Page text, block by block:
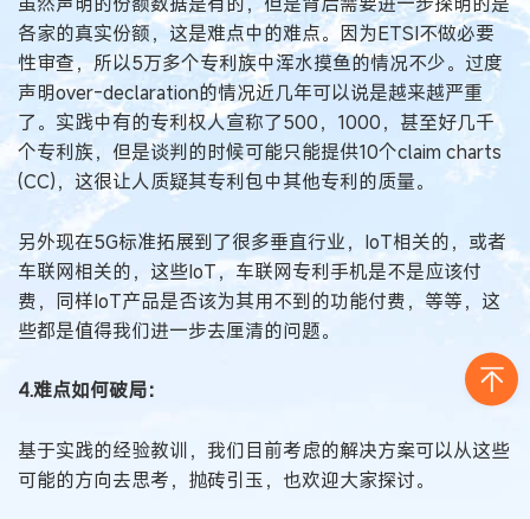
各家的真实份额，这是难点中的难点。因为ETSI不做必要
性审查，所以5万多个专利族中浑水摸鱼的情况不少。过度
声明over-declaration的情况近几年可以说是越来越严重
了。实践中有的专利权人宣称了500，1000，甚至好几千
个专利族，但是谈判的时候可能只能提供10个claim charts
(CC)，这很让人质疑其专利包中其他专利的质量。
另外现在5G标准拓展到了很多垂直行业，IoT相关的，或者
车联网相关的，这些IoT，车联网专利手机是不是应该付
费，同样IoT产品是否该为其用不到的功能付费，等等，这
些都是值得我们进一步去厘清的问题。
4.难点如何破局：
基于实践的经验教训，我们目前考虑的解决方案可以从这些
可能的方向去思考，抛砖引玉，也欢迎大家探讨。